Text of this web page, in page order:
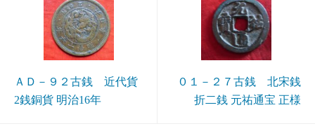
ＡＤ－９２古銭 近代貨
2銭銅貨 明治16年
０１－２７古銭 北宋銭
折二銭 元祐通宝 正様